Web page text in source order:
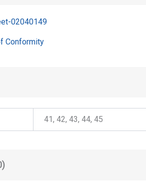
02040149
Conformity
41, 42, 43, 44, 45